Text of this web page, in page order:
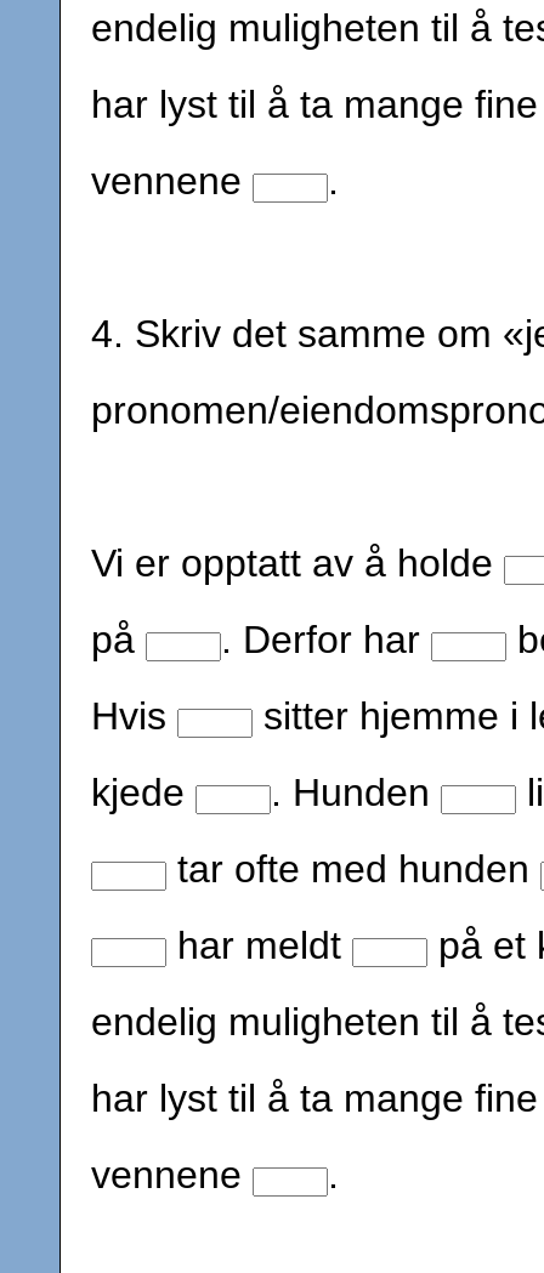
endelig muligheten til å
har lyst til å ta mange
vennene
.
4. Skriv det samme om
pronomen/
Vi er opptatt av å holde
på
. Derfor har
Hvis
sitter hjemme i
kjede
. Hunden
tar ofte med hunden
har meldt
på et
endelig muligheten til å
har lyst til å ta mange
vennene
.